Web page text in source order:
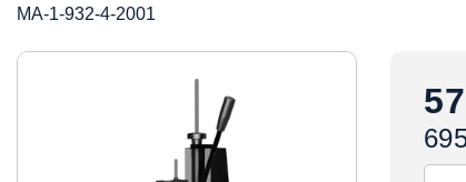
MA-1-932-4-2001